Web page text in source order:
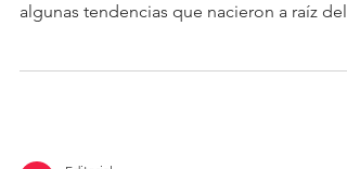
algunas tendencias que nacieron a raíz